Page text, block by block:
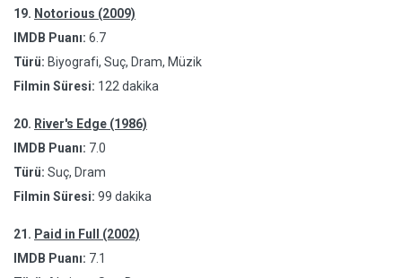
19. Notorious (2009)
IMDB Puanı: 6.7
Türü: Biyografi, Suç, Dram, Müzik
Filmin Süresi: 122 dakika
20. River's Edge (1986)
IMDB Puanı: 7.0
Türü: Suç, Dram
Filmin Süresi: 99 dakika
21. Paid in Full (2002)
IMDB Puanı: 7.1